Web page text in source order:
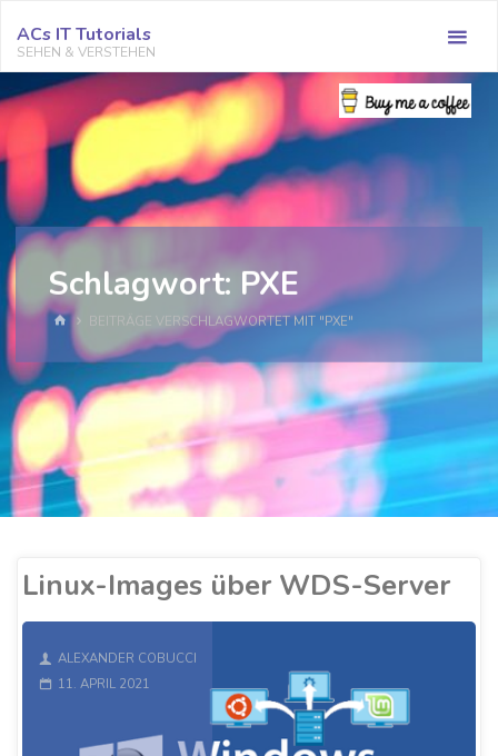
Inhalt
springen
ACs IT Tutorials
SEHEN & VERSTEHEN
Schlagwort: PXE
STARTBEITRÄGE VERSCHLAGWORTET MIT "PXE"
Linux-Images über WDS-Server
ALEXANDER COBUCCI
11. APRIL 2021